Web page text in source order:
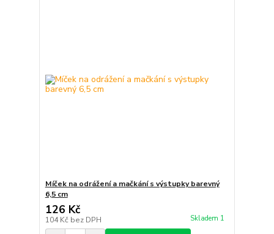
Míček na odrážení a mačkání s výstupky barevný
6,5 cm
126 Kč
104 Kč bez DPH Skladem 1